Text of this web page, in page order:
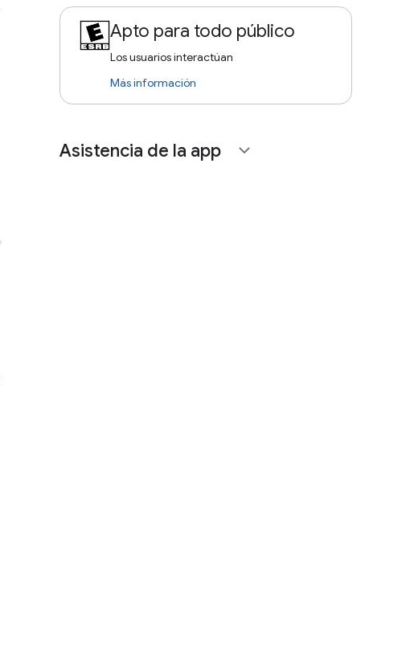
Apto para todo público
Los usuarios interactúan
Más información
Asistencia de la app expand_more